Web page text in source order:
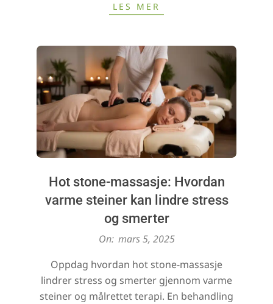
LES MER
Hot stone-massasje: Hvordan
varme steiner kan lindre stress
og smerter
On: mars 5, 2025
Oppdag hvordan hot stone-massasje
lindrer stress og smerter gjennom varme
steiner og målrettet terapi. En behandling